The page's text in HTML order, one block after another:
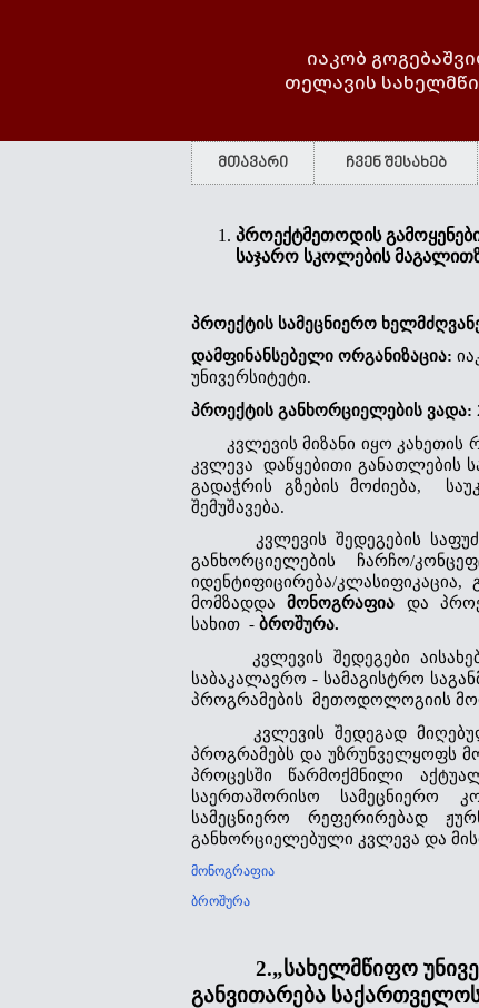
იაკობ
თელავის
მთავარი ჩვენ შესახებ
პროექტმეთოდის
საჯარო სკოლების
პროექტის სამეცნიერო
დამფინანსებელი ორგანიზაცია:
უნივერსიტეტი.
პროექტის განხორციელების ვადა:
კვლევის მიზანი იყო კახეთის
კვლევა  დაწყებითი განათლების
გადაჭრის გზების მოძიება,
შემუშავება.
კვლევის შედეგების
განხორციელების ჩარჩო/
იდენტიფიცირება/
მომზადდა მონოგრაფია და
სახით  - ბროშურა.
კვლევის შედეგები აისახება
საბაკალავრო - სამაგისტრო
პროგრამების  მეთოდოლოგიის
კვლევის შედეგად მიღებული
პროგრამებს და უზრუნველყოფს
პროცესში წარმოქმნილი
საერთაშორისო სამეცნიერო
სამეცნიერო რეფერირებად
განხორციელებული კვლევა და
მონოგრაფია
ბროშურა
2.„სახელმწიფო
განვითარება